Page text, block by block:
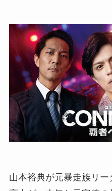
山本裕典が元暴走族リ